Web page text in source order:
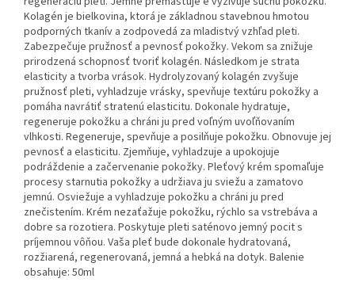
Kolagén je bielkovina, ktorá je základnou stavebnou hmotou
podporných tkanív a zodpovedá za mladistvý vzhľad pleti.
Zabezpečuje pružnosť a pevnosť pokožky. Vekom sa znižuje
prirodzená schopnosť tvoriť kolagén. Následkom je strata
elasticity a tvorba vrások. Hydrolyzovaný kolagén zvyšuje
pružnosť pleti, vyhladzuje vrásky, spevňuje textúru pokožky a
pomáha navrátiť stratenú elasticitu. Dokonale hydratuje,
regeneruje pokožku a chráni ju pred voľným uvoľňovaním
vlhkosti. Regeneruje, spevňuje a posilňuje pokožku. Obnovuje jej
pevnosť a elasticitu. Zjemňuje, vyhladzuje a upokojuje
podráždenie a začervenanie pokožky. Pleťový krém spomaľuje
procesy starnutia pokožky a udržiava ju sviežu a zamatovo
jemnú. Osviežuje a vyhladzuje pokožku a chráni ju pred
znečistením. Krém nezaťažuje pokožku, rýchlo sa vstrebáva a
dobre sa rozotiera. Poskytuje pleti saténovo jemný pocit s
príjemnou vôňou. Vaša pleť bude dokonale hydratovaná,
rozžiarená, regenerovaná, jemná a hebká na dotyk. Balenie
obsahuje: 50ml